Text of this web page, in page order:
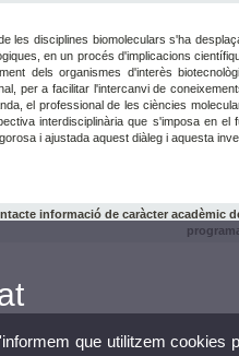
les disciplines biomoleculars s'ha
en un procés d'implicacions
dels organismes d'interès
per a facilitar l'intercanvi de
el professional de les ciències
interdisciplinària que s'imposa en
i ajustada aquest diàleg i aquesta
informació de caràcter acadèmic
que utilitzem cookies